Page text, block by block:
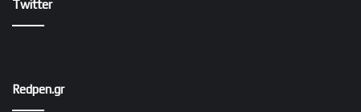
Twitter
Redpen.gr